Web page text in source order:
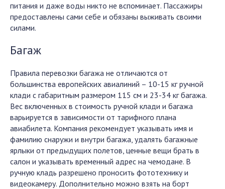
питания и даже воды никто не вспоминает. Пассажиры
предоставлены сами себе и обязаны выживать своими
силами.
Багаж
Правила перевозки багажа не отличаются от
большинства европейских авиалиний – 10-15 кг ручной
клади с габаритным размером 115 см и 23-34 кг багажа.
Вес включенных в стоимость ручной клади и багажа
варьируется в зависимости от тарифного плана
авиабилета. Компания рекомендует указывать имя и
фамилию снаружи и внутри багажа, удалять багажные
ярлыки от предыдущих полетов, ценные вещи брать в
салон и указывать временный адрес на чемодане. В
ручную кладь разрешено проносить фототехнику и
видеокамеру. Дополнительно можно взять на борт